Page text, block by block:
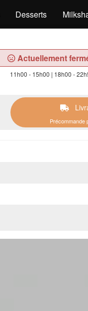
Desserts
Actuellement
11h00 - 15h00 | 18h00 -
Précommande